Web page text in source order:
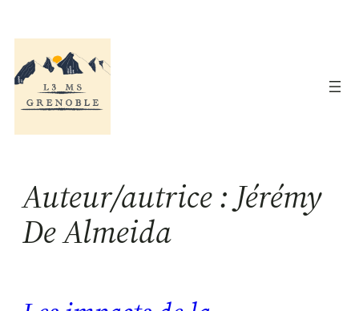
au
contenu
Auteur/autrice :Jérémy
De Almeida